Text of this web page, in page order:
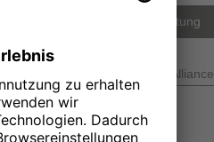
Gesamtbewertung
Customer Alliance